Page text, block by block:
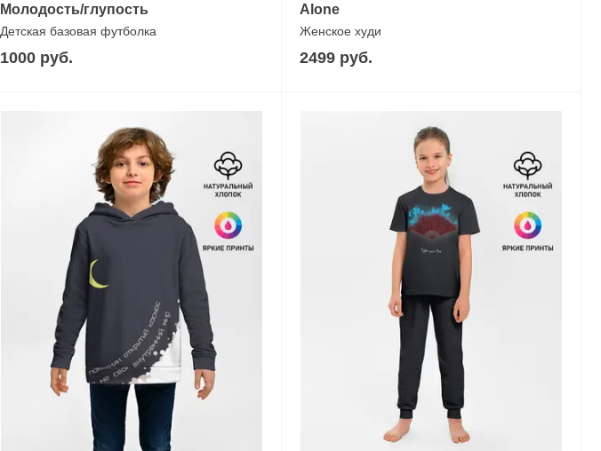
Молодость/глупость
Детская базовая футболка
1000 руб.
Alone
Женское худи
2499 руб.